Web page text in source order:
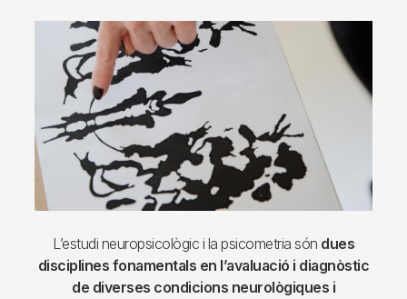
Imagen
L’estudi neuropsicològic i la psicometria són dues
disciplines fonamentals en l’avaluació i diagnòstic
de diverses condicions neurològiques i